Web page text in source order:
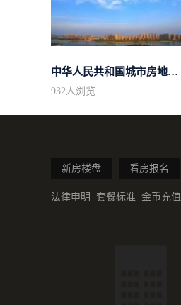
中华人民共和国城市房地产管理法
932人浏览
新房楼盘 看房报名
法律申明 套餐标准 金币充值